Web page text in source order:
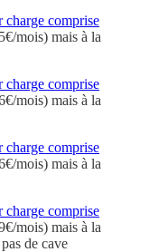
charge comprise
mois) mais à la
charge comprise
mois) mais à la
charge comprise
mois) mais à la
charge comprise
mois) mais à la
de cave